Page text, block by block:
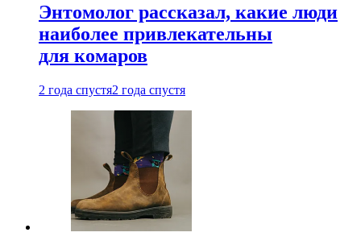
Энтомолог рассказал, какие люди
наиболее привлекательны
для комаров
2 года спустя2 года спустя